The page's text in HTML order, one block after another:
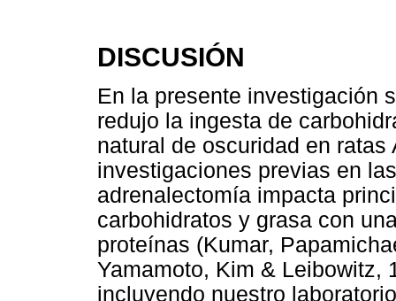
DISCUSIÓN
En la presente investigación
redujo la ingesta de
natural de oscuridad en
investigaciones previas en
adrenalectomía impacta
carbohidratos y grasa con
proteínas (Kumar,
Yamamoto, Kim & Leibowitz,
incluyendo nuestro